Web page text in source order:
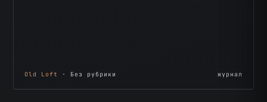
Old Loft · Без рубрики журнал